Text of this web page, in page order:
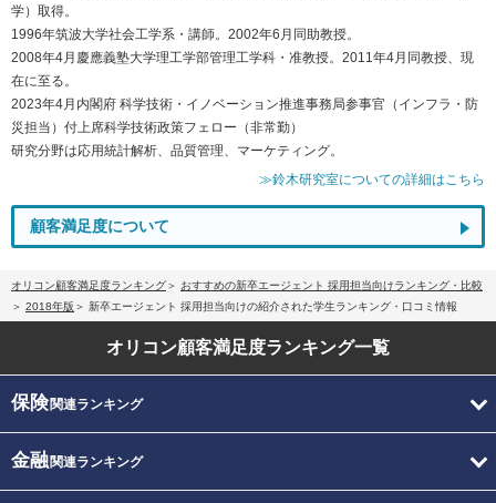
学）取得。
1996年筑波大学社会工学系・講師。2002年6月同助教授。
2008年4月慶應義塾大学理工学部管理工学科・准教授。2011年4月同教授、現
在に至る。
2023年4月内閣府 科学技術・イノベーション推進事務局参事官（インフラ・防
災担当）付上席科学技術政策フェロー（非常勤）
研究分野は応用統計解析、品質管理、マーケティング。
≫鈴木研究室についての詳細はこちら
顧客満足度について
オリコン顧客満足度ランキング
おすすめの新卒エージェント 採用担当向けランキング・比較
2018年版
新卒エージェント 採用担当向けの紹介された学生ランキング・口コミ情報
オリコン顧客満足度ランキング一覧
保険関連ランキング
金融関連ランキング